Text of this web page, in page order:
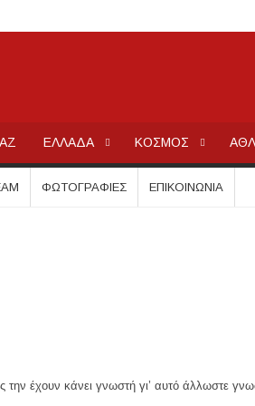
Λιμενικού και Πυροσβεστικής
– Ποιες ειδικότητες ζητούνται
ΕΛΛΑΔΑ ΚΟΣΜΟΣ
ΦΩΤΟΓΡΑΦΊΕΣ ΕΠΙΚΟΙΝΩΝΊΑ
έχουν κάνει γνωστή γι’ αυτό άλλωστε